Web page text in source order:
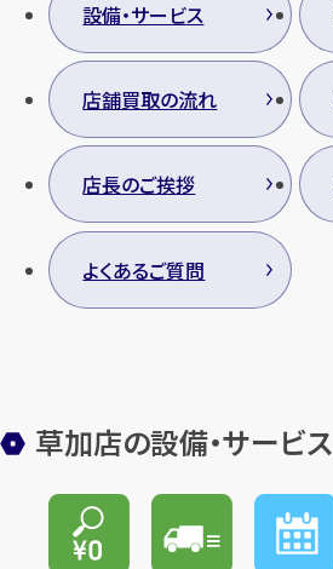
設備・サービス
店舗買取の流れ
店長のご挨拶
よくあるご質問
草加店の設備・サービス